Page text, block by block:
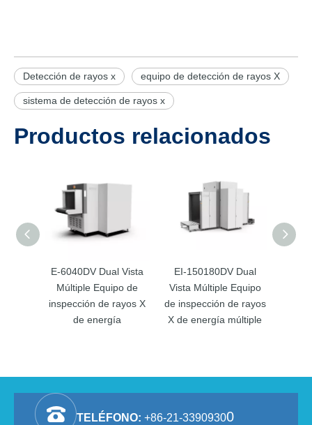
Detección de rayos x equipo de detección de rayos X
sistema de detección de rayos x
Productos relacionados
E-6040DV Dual Vista
Múltiple Equipo de
inspección de rayos X
de energía
EI-150180DV Dual
Vista Múltiple Equipo
de inspección de rayos
X de energía múltiple
TELÉFONO: +86-21-33909300